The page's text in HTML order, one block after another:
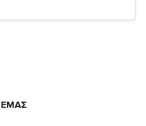
ΕΜΑΣ